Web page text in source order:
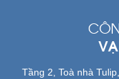
Tầng 2, Toà nhà